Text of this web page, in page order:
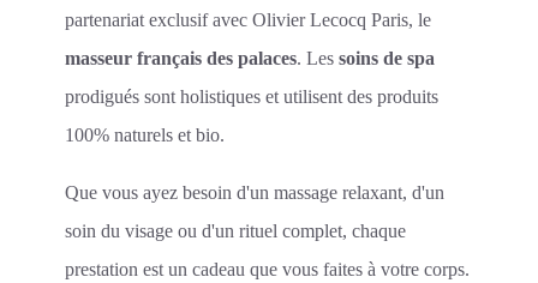
partenariat exclusif avec Olivier Lecocq Paris, le
masseur français des palaces. Lessoins de spa
prodigués sont holistiques et utilisent des produits
100% naturels et bio.
Que vous ayez besoin d'un massage relaxant, d'un
soin du visage ou d'un rituel complet, chaque
prestation est un cadeau que vous faites à votre corps.